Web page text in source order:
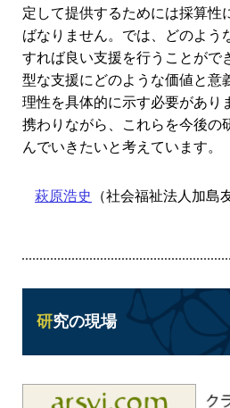
定して提供するためには採算性
ばなりません。では、どのよう
すれば良い支援を行うことがで
型な支援にどのような価値と意
理性を具体的に示す必要があり
携わりながら、これらを今後の
んでいきたいと考えています。
萩原浩史
（社会福祉法人加島
研究の現場